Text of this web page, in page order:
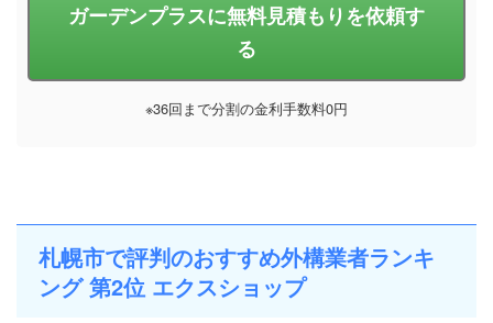
ガーデンプラスに無料見積もりを依頼す
る
※36回まで分割の金利手数料0円
札幌市で評判のおすすめ外構業者ランキ
ング 第2位 エクスショップ